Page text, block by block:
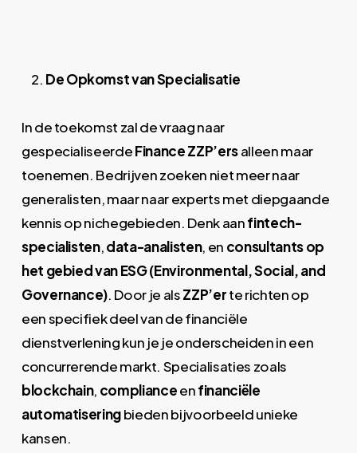
De Opkomst van Specialisatie
In de toekomst zal de vraag naar
gespecialiseerdeFinance ZZP’ersalleen maar
toenemen. Bedrijven zoeken niet meer naar
generalisten, maar naar experts met diepgaande
kennis op nichegebieden. Denk aanfintech-
specialisten,data-analisten, en consultants op
het gebied van ESG (Environmental, Social, and
Governance). Door je alsZZP’erte richten op
een specifiek deel van de financiële
dienstverlening kun je je onderscheiden in een
concurrerende markt. Specialisaties zoals
blockchain, complianceenfinanciële
automatiseringbieden bijvoorbeeld unieke
kansen.